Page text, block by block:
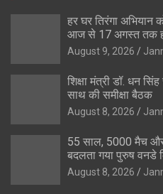
हर घर तिरंगा
आज से 17 अगस्त तक
August 9, 2026
शिक्षा मंत्री डॉ. धन
साथ की समीक्षा बैठक
August 8, 2026
55 साल, 5000 मैच और
बदलता गया पुरुष वनडे
August 8, 2026